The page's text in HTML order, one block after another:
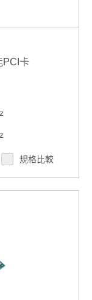
PCI卡
規格比較